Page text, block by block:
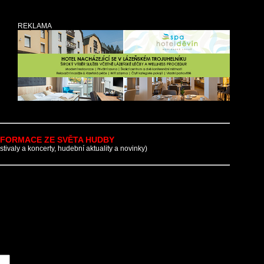
REKLAMA
ZE SVĚTA HUDBY
a koncerty, hudební aktuality a novinky)